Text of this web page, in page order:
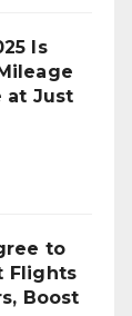
Is
at Just
to
Flights
Boost